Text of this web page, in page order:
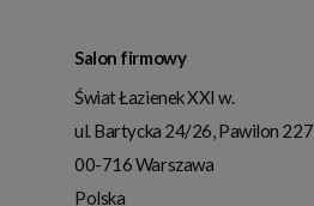
Salon firmowy
Świat Łazienek XXI w.
ul. Bartycka 24/26, Pawilon 227
00-716Warszawa
Polska